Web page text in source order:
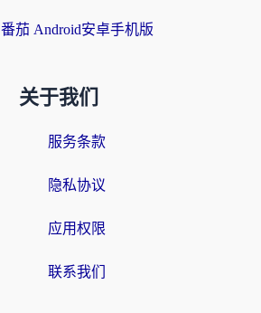
番茄 Android安卓手机版
关于我们
服务条款
隐私协议
应用权限
联系我们